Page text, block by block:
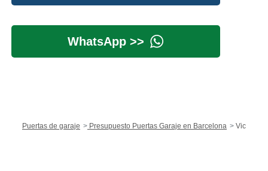
WhatsApp >>
Puertas de garaje Presupuesto Puertas Garaje en Barcelona Vic